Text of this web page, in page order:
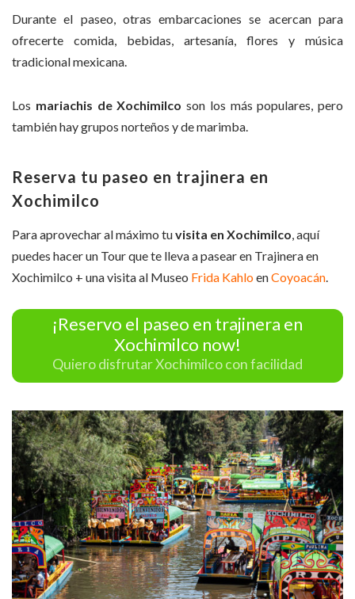
Durante el paseo, otras embarcaciones se acercan para
ofrecerte comida, bebidas, artesanía, flores y música
tradicional mexicana.
Los mariachis de Xochimilco son los más populares, pero
también hay grupos norteños y de marimba.
Reserva tu paseo en trajinera en
Xochimilco
Para aprovechar al máximo tuvisita en Xochimilco , aquí
puedes hacer un Tour que te lleva a pasear en Trajinera en
Xochimilco + una visita al Museo Frida KahloenCoyoacán
¡Reservo el paseo en trajinera en
Xochimilco now!
Quiero disfrutar Xochimilco con facilidad